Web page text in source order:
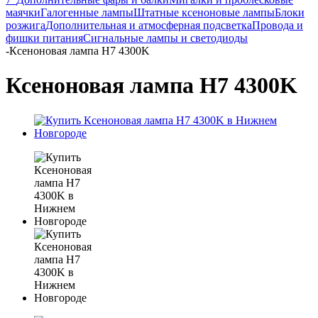
маячкиГалогенные лампыШтатные ксеноновые лампыБлоки
розжигаДополнительная и атмосферная подсветкаПровода и
фишки питанияCигнальные лампы и светодиоды
-Ксеноновая лампа H7 4300K
Ксеноновая лампа H7 4300K